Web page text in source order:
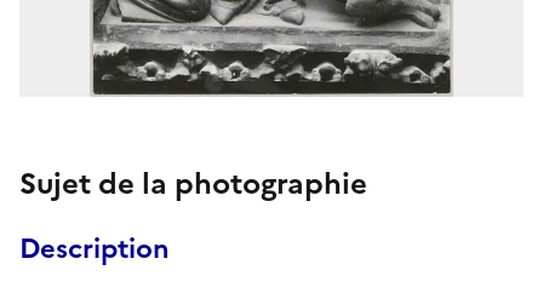
Sujet de la photographie
Description